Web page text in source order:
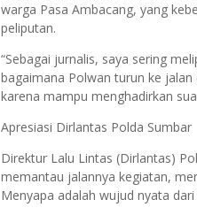
warga Pasa Ambacang, yang
peliputan.
“Sebagai jurnalis, saya sering
bagaimana Polwan turun ke
karena mampu menghadirkan
Apresiasi Dirlantas Polda Sumbar
Direktur Lalu Lintas (Dirlantas)
memantau jalannya kegiatan,
Menyapa adalah wujud nyata